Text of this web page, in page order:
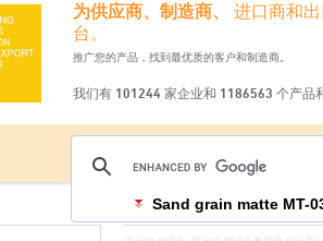
为供应商、制造商、
进口商和
台。
推广您的产品，找到最优质的客户和制造商。
我们有 101244 家企业和 1186563 个产品
Sand grain matte MT-